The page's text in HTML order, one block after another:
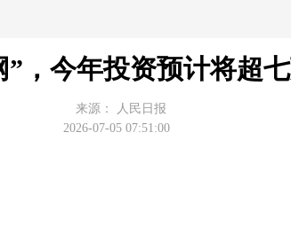
”，今年投资预计将超
来源：
人民日报
2026-07-05 07:51:00